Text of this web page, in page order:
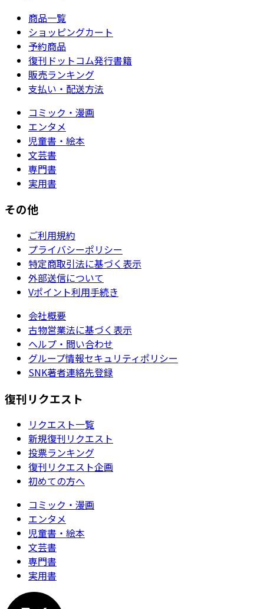
商品一覧
ショッピングカート
予約商品
復刊ドットコム発行書籍
販売ランキング
支払い・配送方法
コミック・漫画
エンタメ
児童書・絵本
文芸書
専門書
実用書
その他
ご利用規約
プライバシーポリシー
特定商取引法に基づく表示
外部送信について
Vポイント利用手続き
会社概要
古物営業法に基づく表示
ヘルプ・問い合わせ
グループ情報セキュリティポリシー
SNK著者連絡先登録
復刊リクエスト
リクエスト一覧
新規復刊リクエスト
投票ランキング
復刊リクエスト企画
初めての方へ
コミック・漫画
エンタメ
児童書・絵本
文芸書
専門書
実用書